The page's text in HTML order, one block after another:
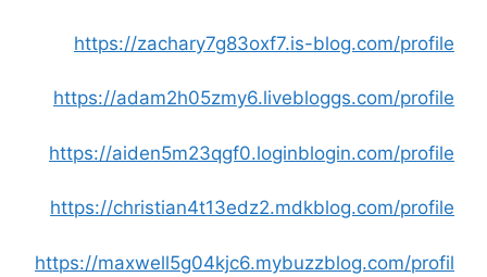
https://zachary7g83oxf7.is-blog.com/profile
https://adam2h05zmy6.livebloggs.com/profile
https://aiden5m23qgf0.loginblogin.com/profile
https://christian4t13edz2.mdkblog.com/profile
https://maxwell5g04kjc6.mybuzzblog.com/profil